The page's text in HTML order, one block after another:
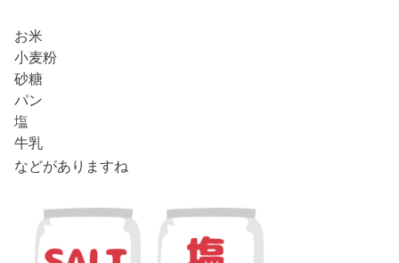
お米
小麦粉
砂糖
パン
塩
牛乳
などがありますね